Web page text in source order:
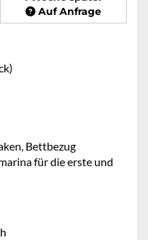
Auf Anfrage
Bettbezug
für die erste und